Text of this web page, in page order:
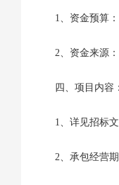
1、资金预算
2、资金来源
四、项目内容：
1、详见招标
2、承包经营